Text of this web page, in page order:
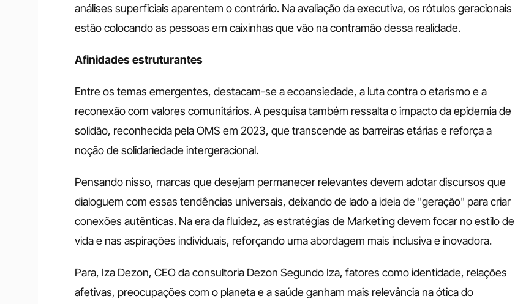
análises superficiais aparentem o contrário. Na avaliação da executiva, os rótulos geracionais
estão colocando as pessoas em caixinhas que vão na contramão dessa realidade.
Afinidades estruturantes
Entre os temas emergentes, destacam-se a ecoansiedade, a luta contra o etarismo e a
reconexão com valores comunitários. A pesquisa também ressalta o impacto da epidemia de
solidão, reconhecida pela OMS em 2023, que transcende as barreiras etárias e reforça a
noção de solidariedade intergeracional.
Pensando nisso, marcas que desejam permanecer relevantes devem adotar discursos que
dialoguem com essas tendências universais, deixando de lado a ideia de "geração" para criar
conexões autênticas. Na era da fluidez, as estratégias de Marketing devem focar no estilo de
vida e nas aspirações individuais, reforçando uma abordagem mais inclusiva e inovadora.
Para, Iza Dezon, CEO da consultoria Dezon Segundo Iza, fatores como identidade, relações
afetivas, preocupações com o planeta e a saúde ganham mais relevância na ótica do